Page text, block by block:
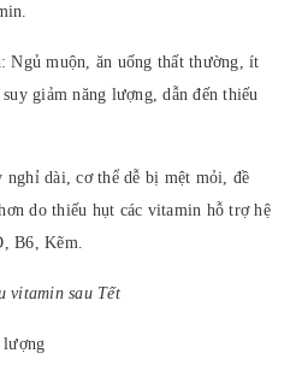
Ngủ muộn, ăn uống thất thường, ít
giảm năng lượng, dẫn đến thiếu
nghỉ dài, cơ thể dễ bị mệt mỏi, đề
do thiếu hụt các vitamin hỗ trợ hệ
B6, Kẽm.
vitamin sau Tết
lượng